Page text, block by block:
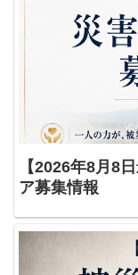
【2026年8月8
ア募集情報